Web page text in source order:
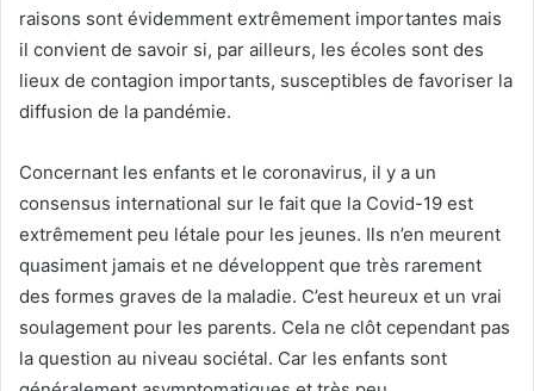
raisons sont évidemment extrêmement importantes mais
il convient de savoir si, par ailleurs, les écoles sont des
lieux de contagion importants, susceptibles de favoriser la
diffusion de la pandémie.
Concernant les enfants et le coronavirus, il y a un
consensus international sur le fait que la Covid-19 est
extrêmement peu létale pour les jeunes. Ils n’en meurent
quasiment jamais et ne développent que très rarement
des formes graves de la maladie. C’est heureux et un vrai
soulagement pour les parents. Cela ne clôt cependant pas
la question au niveau sociétal. Car les enfants sont